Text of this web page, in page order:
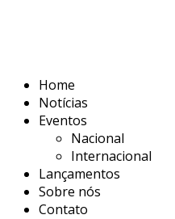
Home
Notícias
Eventos
Nacional
Internacional
Lançamentos
Sobre nós
Contato